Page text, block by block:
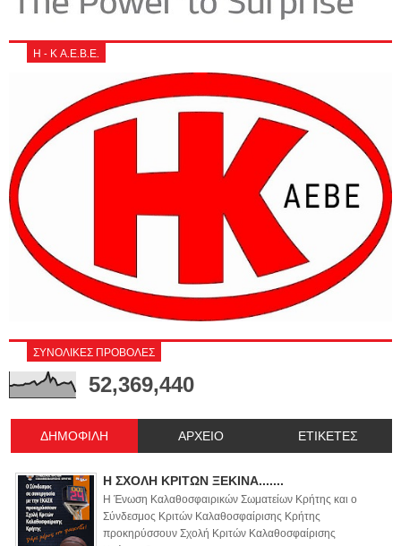
Η - Κ Α.Ε.Β.Ε.
ΣΥΝΟΛΙΚΕΣ ΠΡΟΒΟΛΕΣ
52,369,440
ΔΗΜΟΦΙΛΗ ΑΡΧΕΙΟ ΕΤΙΚΕΤΕΣ
Η ΣΧΟΛΗ ΚΡΙΤΩΝ ΞΕΚΙΝΑ.......
Η Ένωση Καλαθοσφαιρικών Σωματείων Κρήτης και ο
Σύνδεσμος Κριτών Καλαθοσφαίρισης Κρήτης
προκηρύσσουν Σχολή Κριτών Καλαθοσφαίρισης